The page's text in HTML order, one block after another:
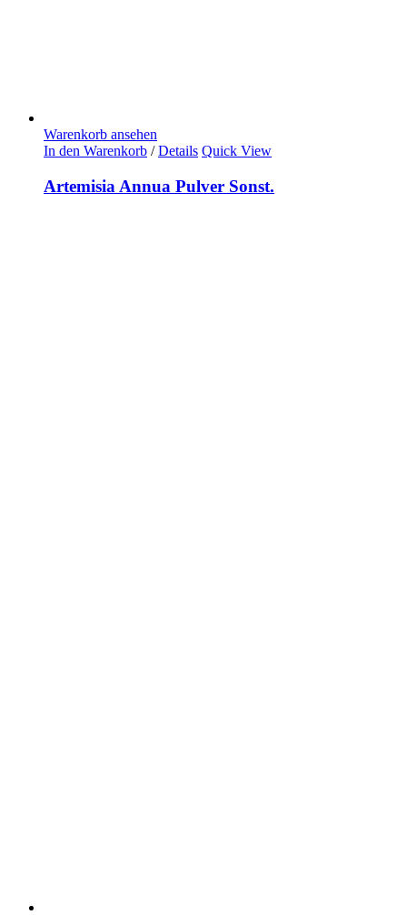
Warenkorb ansehen
In den Warenkorb / Details Quick View
Artemisia Annua Pulver Sonst.